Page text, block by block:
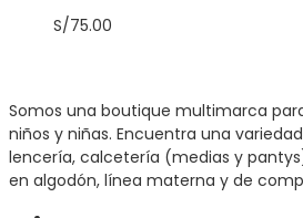
S/75.00
Somos una boutique multimarca
niños y niñas. Encuentra una
lencería, calcetería (medias y
en algodón, línea materna y de